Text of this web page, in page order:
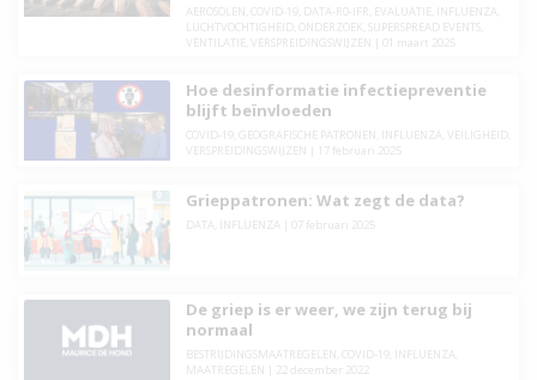
AEROSOLEN COVID-19, DATA-R0-IFR EVALUATIE INFLUENZA
LUCHTVOCHTIGHEID, ONDERZOEK SUPERSPREAD EVENTS,
VENTILATIE
VERSPREIDINGSWIJZEN 01 maart 2025
Hoe desinformatie infectiepreventie
blijft beïnvloeden
COVID-19, GEOGRAFISCHE PATRONEN INFLUENZA VEILIGHEID,
VERSPREIDINGSWIJZEN
17 februari 2025
Grieppatronen: Wat zegt de data?
DATA INFLUENZA 07 februari 2025
De griep is er weer, we zijn terug bij
normaal
BESTRIJDINGSMAATREGELEN COVID-19, INFLUENZA
MAATREGELEN
22 december 2022